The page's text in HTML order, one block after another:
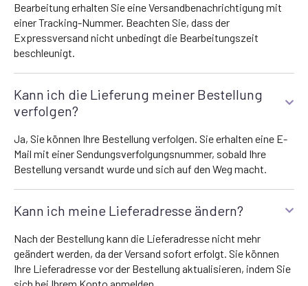
Bearbeitung erhalten Sie eine Versandbenachrichtigung mit
einer Tracking-Nummer. Beachten Sie, dass der
Expressversand nicht unbedingt die Bearbeitungszeit
beschleunigt.
Kann ich die Lieferung meiner Bestellung
verfolgen?
Ja, Sie können Ihre Bestellung verfolgen. Sie erhalten eine E-
Mail mit einer Sendungsverfolgungsnummer, sobald Ihre
Bestellung versandt wurde und sich auf den Weg macht.
Kann ich meine Lieferadresse ändern?
Nach der Bestellung kann die Lieferadresse nicht mehr
geändert werden, da der Versand sofort erfolgt. Sie können
Ihre Lieferadresse vor der Bestellung aktualisieren, indem Sie